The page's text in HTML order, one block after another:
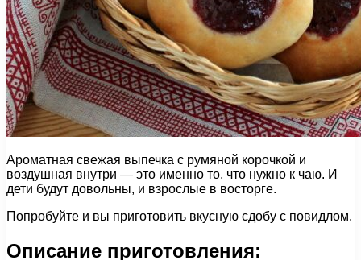
Ароматная свежая выпечка с румяной корочкой и
воздушная внутри — это именно то, что нужно к чаю. И
дети будут довольны, и взрослые в восторге.
Попробуйте и вы приготовить вкусную сдобу с повидлом.
Описание приготовления: